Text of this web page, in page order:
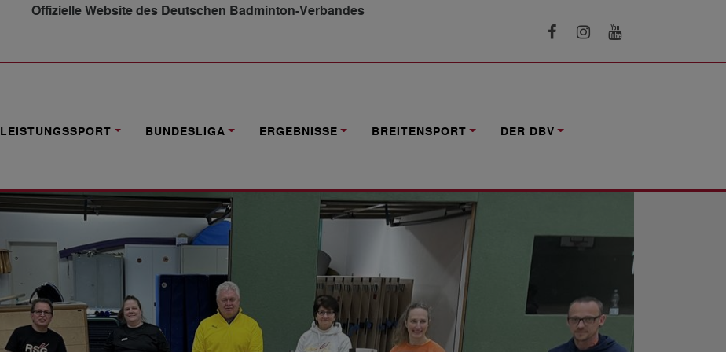
Offizielle Website des Deutschen Badminton-Verbandes
LEISTUNGSSPORT BUNDESLIGA ERGEBNISSE BREITENSPORT DER DBV